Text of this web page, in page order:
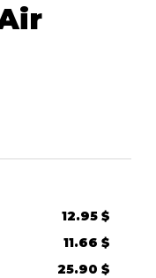
12.95 $
11.66 $
25.90 $